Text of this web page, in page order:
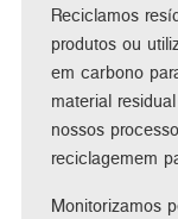
Reciclamos
produtos ou
em carbono
material
nossos
reciclagemem
Monitorizamos